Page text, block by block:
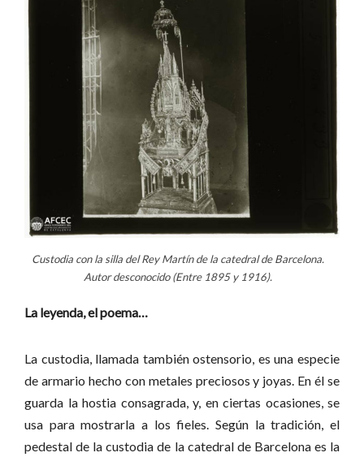
Custodia con la silla del Rey Martín de la catedral de Barcelona.
Autor desconocido (Entre 1895 y 1916).
La leyenda, el poema…
La custodia, llamada también ostensorio, es una especie
de armario hecho con metales preciosos y joyas. En él se
guarda la hostia consagrada, y, en ciertas ocasiones, se
usa para mostrarla a los fieles. Según la tradición, el
pedestal de la custodia de la catedral de Barcelona es la